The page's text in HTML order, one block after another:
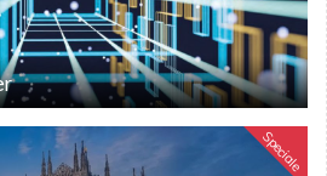
Speciale